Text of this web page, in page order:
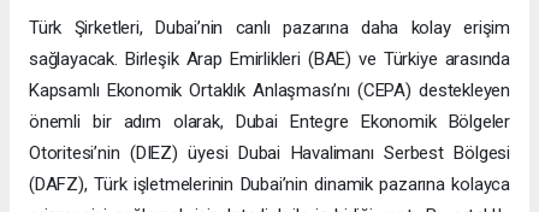
Türk Şirketleri, Dubai’nin canlı pazarına daha kolay erişim
sağlayacak. Birleşik Arap Emirlikleri (BAE) ve Türkiye arasında
Kapsamlı Ekonomik Ortaklık Anlaşması’nı (CEPA) destekleyen
önemli bir adım olarak, Dubai Entegre Ekonomik Bölgeler
Otoritesi’nin (DIEZ) üyesi Dubai Havalimanı Serbest Bölgesi
(DAFZ), Türk işletmelerinin Dubai’nin dinamik pazarına kolayca